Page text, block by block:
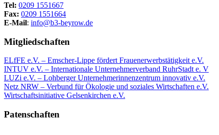
Tel: 0209 1551667
Fax: 0209 1551664
E-Mail: info@b3-beyrow.de
Mitgliedschaften
ELfFE e.V. – Emscher-Lippe fördert Frauenerwerbstätigkeit e.V.
INTUV e.V. – Internationale Unternehmerverband RuhrStadt e. V
LUZi e.V. – Lohberger Unternehmerinnenzentrum innovativ e.V.
Netz NRW – Verbund für Ökologie und soziales Wirtschaften e.V.
Wirtschaftsinitiative Gelsenkirchen e.V.
Patenschaften